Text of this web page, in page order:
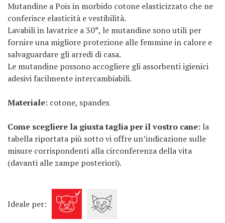
Mutandine a Pois in morbido cotone elasticizzato che ne
conferisce elasticità e vestibilità.
Lavabili in lavatrice a 30°, le mutandine sono utili per
fornire una migliore protezione alle femmine in calore e
salvaguardare gli arredi di casa.
Le mutandine possono accogliere gli assorbenti igienici
adesivi facilmente intercambiabili.
Materiale: cotone, spandex
Come scegliere la giusta taglia per il vostro cane: la
tabella riportata più sotto vi offre un’indicazione sulle
misure corrispondenti alla circonferenza della vita
(davanti alle zampe posteriori).
Ideale per: